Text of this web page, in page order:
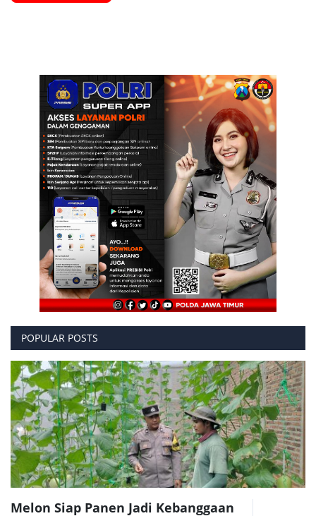
POPULAR POSTS
Melon Siap Panen Jadi Kebanggaan